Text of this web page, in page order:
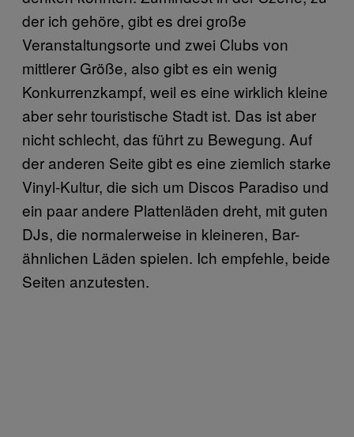
der ich gehöre, gibt es drei große
Veranstaltungsorte und zwei Clubs von
mittlerer Größe, also gibt es ein wenig
Konkurrenzkampf, weil es eine wirklich kleine
aber sehr touristische Stadt ist. Das ist aber
nicht schlecht, das führt zu Bewegung. Auf
der anderen Seite gibt es eine ziemlich starke
Vinyl-Kultur, die sich um Discos Paradiso und
ein paar andere Plattenläden dreht, mit guten
DJs, die normalerweise in kleineren, Bar-
ähnlichen Läden spielen. Ich empfehle, beide
Seiten anzutesten.